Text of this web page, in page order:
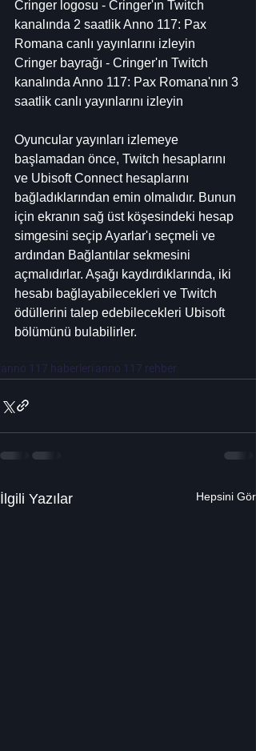
Cringer logosu - Cringer'ın Twitch
kanalında 2 saatlik Anno 117: Pax
Romana canlı yayınlarını izleyin
Cringer bayrağı - Cringer'ın Twitch
kanalında Anno 117: Pax Romana'nın 3
saatlik canlı yayınlarını izleyin
Oyuncular yayınları izlemeye
başlamadan önce, Twitch hesaplarını
ve Ubisoft Connect hesaplarını
bağladıklarından emin olmalıdır. Bunun
için ekranın sağ üst köşesindeki hesap
simgesini seçip Ayarlar'ı seçmeli ve
ardından Bağlantılar sekmesini
açmalıdırlar. Aşağı kaydırdıklarında, iki
hesabı bağlayabilecekleri ve Twitch
ödüllerini talep edebilecekleri Ubisoft
bölümünü bulabilirler.
anno 117 haberleri anno 117 rehber
İlgili Yazılar Hepsini Gör